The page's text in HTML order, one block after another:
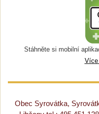
Stáhněte si mobilní
Více
Obec Syrovátka,